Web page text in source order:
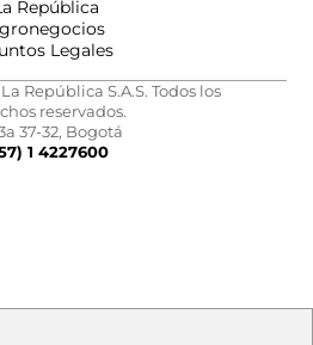
República
Legales
República S.A.S. Todos los
reservados.
37-32, Bogotá
1 4227600